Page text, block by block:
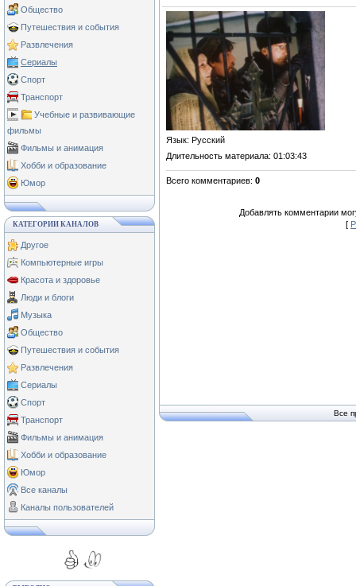
Общество
Путешествия и события
Развлечения
Сериалы
Спорт
Транспорт
Учебные и развивающие
фильмы
Фильмы и анимация
Хобби и образование
Юмор
КАТЕГОРИИ КАНАЛОВ
Другое
Компьютерные игры
Красота и здоровье
Люди и блоги
Музыка
Общество
Путешествия и события
Развлечения
Сериалы
Спорт
Транспорт
Фильмы и анимация
Хобби и образование
Юмор
Все каналы
Каналы пользователей
Язык: Русский
Длительность материала: 01:03:43
Всего комментариев: 0
Добавлять комментарии
[
Все